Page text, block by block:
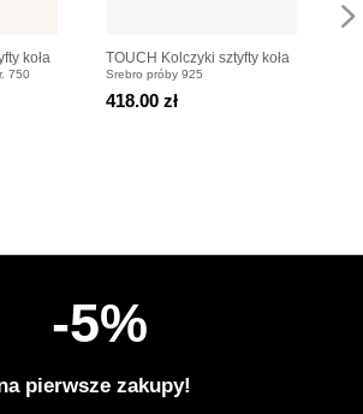
koła
750
TOUCH Kolczyki sztyfty koła
srebrne
Srebro próby 925
418.00 zł
-5%
pierwsze zakupy!